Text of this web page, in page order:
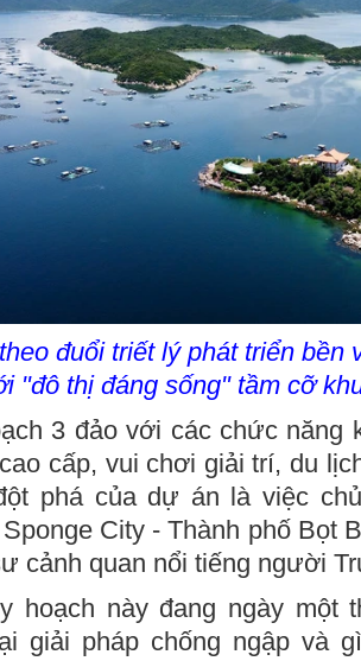
đuổi triết lý phát triển bền
"đô thị đáng sống" tầm cỡ
3 đảo với các chức năng
cấp, vui chơi giải trí, du
phá của dự án là việc
City - Thành phố Bọt
cảnh quan nổi tiếng người
hoạch này đang ngày một
giải pháp chống ngập và